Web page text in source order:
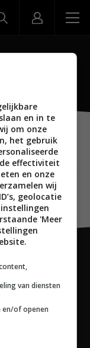
pen die ziet
iPad: dit zijn de
en in te
om onze
het gebruik
effectiviteit
en onze
wij
geolocatie
'Meer
van diensten
en/of openen